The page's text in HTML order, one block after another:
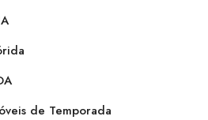
de Temporada